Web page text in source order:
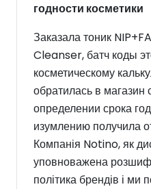
годности косметики
Заказала тоник
Cleanser, батч коды
косметическому
обратилась в магазин
определении срока
изумлению получила
Компанія Notino, як
уповноважена
політика брендів і ми